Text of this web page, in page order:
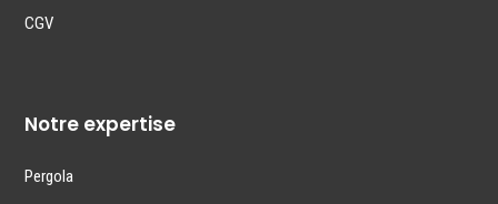
CGV
Notre expertise
Pergola